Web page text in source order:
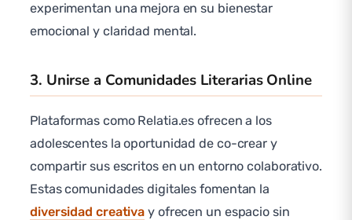
experimentan una mejora en su bienestar
emocional y claridad mental.
3. Unirse a Comunidades Literarias Online
Plataformas como Relatia.es ofrecen a los
adolescentes la oportunidad de co-crear y
compartir sus escritos en un entorno colaborativo.
Estas comunidades digitales fomentan la
diversidad creativa y ofrecen un espacio sin